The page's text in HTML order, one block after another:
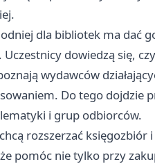
dla bibliotek ma dać
dowiedzą się,
wydawców
Do tego dojdzie
i grup odbiorców.
rozszerzać
pomóc nie tylko przy